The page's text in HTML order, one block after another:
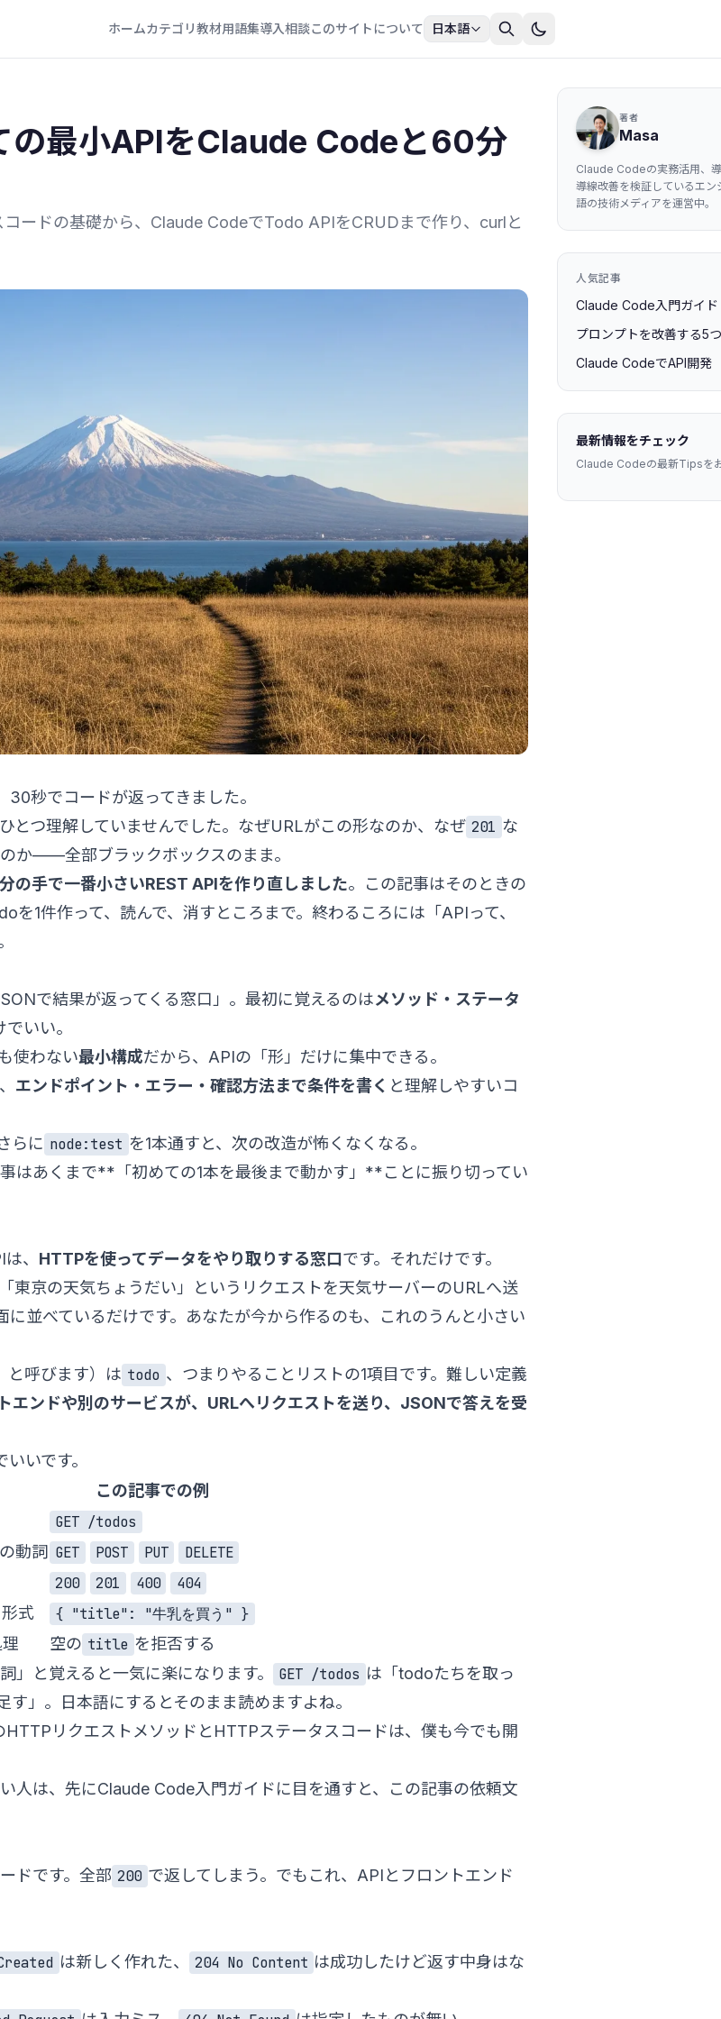
ホームカテゴリ教材用語集導入相談このサイトについて 日本語
の最小APIをClaude Codeと60分
ードの基礎から、Claude CodeでTodo APIをCRUDまで作り、curlと
秒でコードが返ってきました。
とつ理解していませんでした。なぜURLがこの形なのか、なぜ 201 な
か——全部ブラックボックスのまま。
の手で一番小さいREST APIを作り直しました。この記事はそのときの
1件作って、読んで、消すところまで。終わるころには「APIって、
で結果が返ってくる窓口」。最初に覚えるのはメソッド・ステータ
いい。
使わない最小構成だから、APIの「形」だけに集中できる。
エンドポイント・エラー・確認方法まで条件を書く と理解しやすいコ
らに node:test を1本通すと、次の改造が怖くなくなる。
はあくまで**「初めての1本を最後まで動かす」**ことに振り切ってい
、 HTTPを使ってデータをやり取りする窓口です。それだけです。
東京の天気ちょうだい」というリクエストを天気サーバーのURLへ送
並べているだけです。あなたが今から作るのも、これのうんと小さい
と呼びます）は todo 、つまりやることリストの1項目です。難しい定義
エンドや別のサービスが、URLへリクエストを送り、JSONで答えを受
いです。
この記事での例
GET /todos
動詞 GET POST PUT
DELETE
200 201 400
404
式
{ "title": "牛乳を買う" }
空の title を拒否する
」と覚えると一気に楽になります。
GET /todos は「todoたちを取っ
す」。日本語にするとそのまま読めますよね。
HTTPリクエストメソッド と HTTPステータスコードは、僕も今でも開
人は、先にClaude Code入門ガイドに目を通すと、この記事の依頼文
ドです。全部 200 で返してしまう。でもこれ、APIとフロントエンド
は新しく作れた、 204 No Content は成功したけど返す中身はな
著者
Masa
Claude Codeの実務活用、
導線改善を検証しているエン
語の技術メディアを運営中。
人気記事
Claude Code入門ガイド
プロンプトを改善する5
Claude CodeでAPI開発
最新情報をチェック
Claude Codeの最新Tipsを